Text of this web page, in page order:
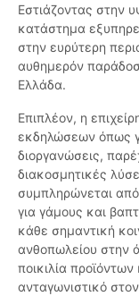
Εστιάζοντας στην
κατάστημα
στην ευρύτερη
αυθημερόν
Ελλάδα.
Επιπλέον, η
εκδηλώσεων όπως
διοργανώσεις,
διακοσμητικές
συμπληρώνεται
για γάμους και
κάθε σημαντική
ανθοπωλείου στην
ποικιλία
ανταγωνιστικό